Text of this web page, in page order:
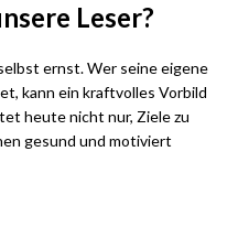
Leser?
ernst. Wer seine eigene
kann ein kraftvolles Vorbild
heute nicht nur, Ziele zu
gesund und motiviert